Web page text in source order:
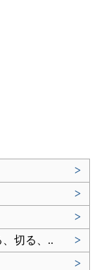
>
>
>
切る、..
>
>